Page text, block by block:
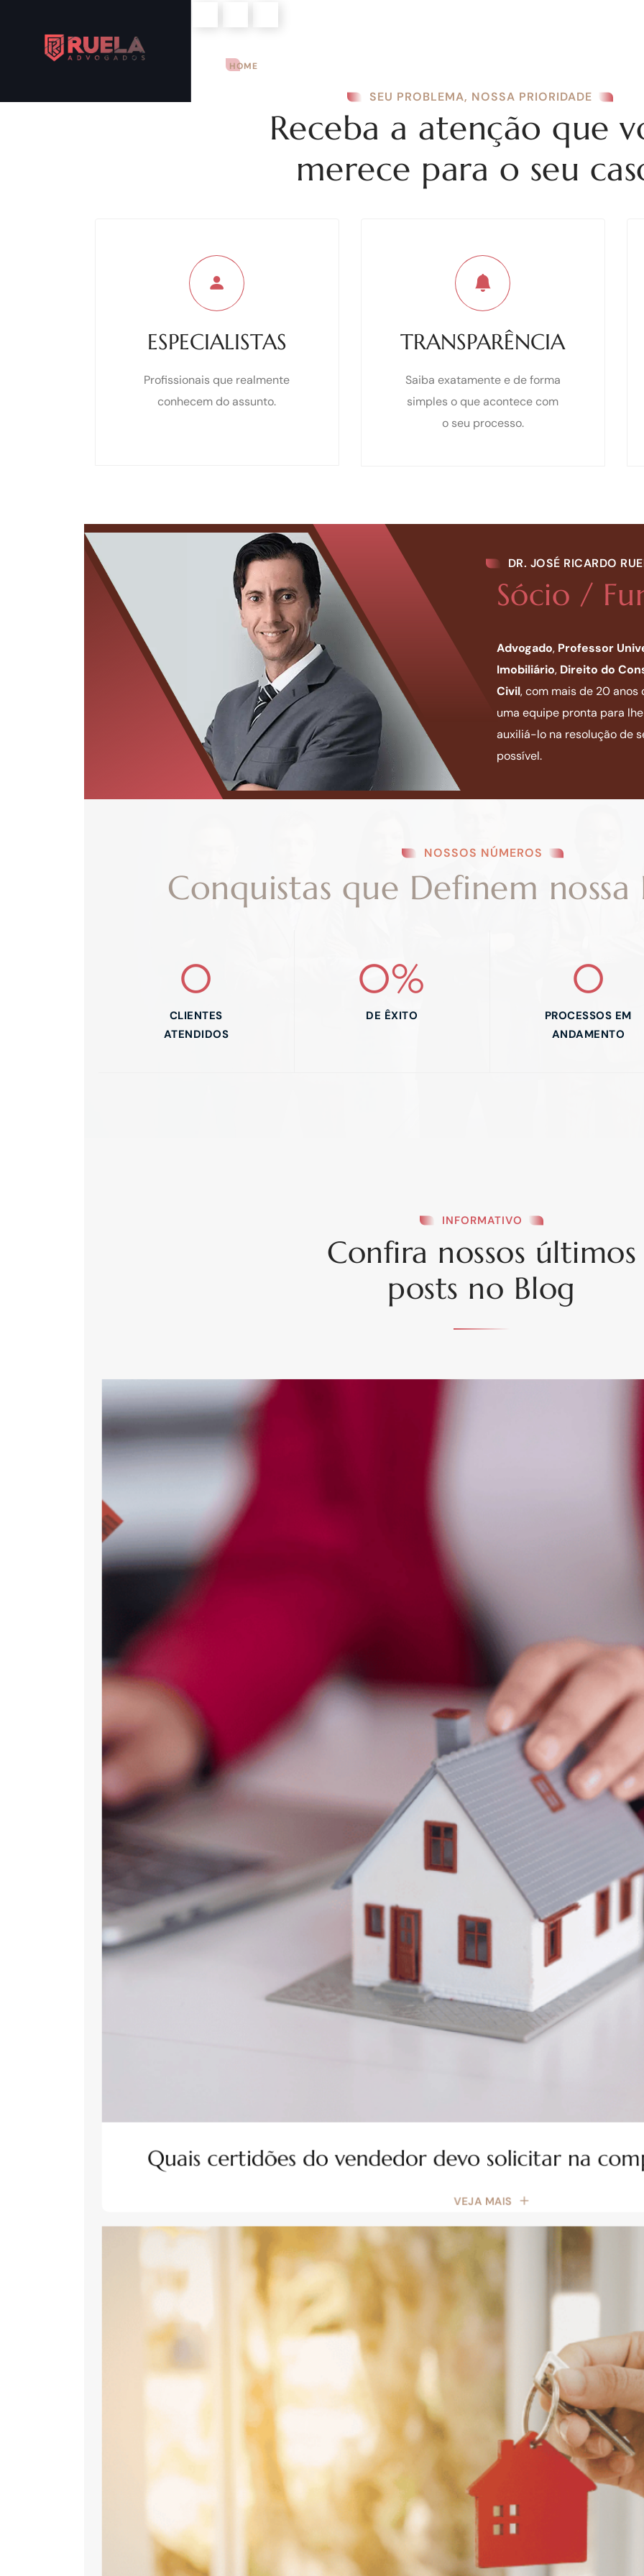
HOME
SEU PROBLEMA, NOSSA PRIORIDADE
Receba a atenção que
merece para o seu
ESPECIALISTAS
Profissionais que realmente
conhecem do assunto.
TRANSPARÊNCIA
Saiba exatamente e de forma
simples o que acontece com
o seu processo.
DR. JOSÉ RICARDO
Sócio /
Advogado, Professor
Imobiliário, Direito do
Civil, com mais de 20
uma equipe pronta para
auxiliá-lo na resolução de
possível.
NOSSOS NÚMEROS
Conquistas que Definem nossa
0
CLIENTES
ATENDIDOS
0%
DE ÊXITO
0
PROCESSOS EM
ANDAMENTO
INFORMATIVO
Confira nossos últimos
posts no Blog
Quais certidões do vendedor devo solicitar na
VEJA MAIS